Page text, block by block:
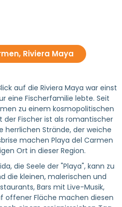
Riviera Maya
auf die Riviera Maya war einst
eine Fischerfamilie lebte. Seit
zu einem kosmopolitischen
der Fischer ist als romantischer
herrlichen Strände, der weiche
machen Playa del Carmen
Ort in dieser Region.
die Seele der "Playa", kann zu
die kleinen, malerischen und
Bars mit Live-Musik,
offener Fläche machen diesen